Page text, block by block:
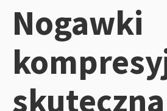
Nogawki
skuteczna